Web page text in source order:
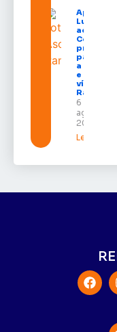
Após
Lula envia
ao
projeto
para criar
a
e grava
vídeo
Randolfe
6 de
agosto de
2026
Leia mais »